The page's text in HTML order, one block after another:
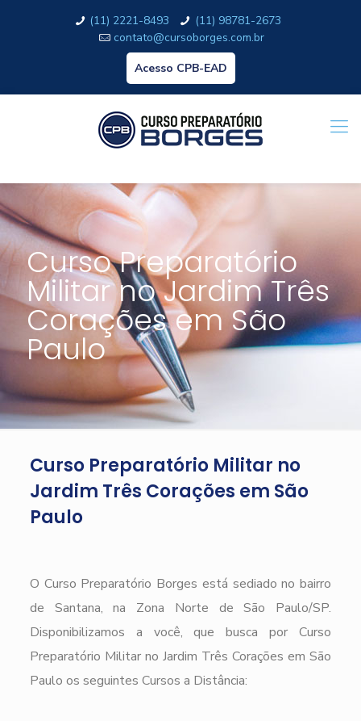
(11) 2221-8493
(11) 98781-2673
contato@cursoborges.com.br
Acesso CPB-EAD
Curso Preparatório
Militar no Jardim Três
Corações em São
Paulo
Curso Preparatório Militar no
Jardim Três Corações em São
Paulo
O Curso Preparatório Borges está sediado no bairro
de Santana, na Zona Norte de São Paulo/SP.
Disponibilizamos a você, que busca por Curso
Preparatório Militar no Jardim Três Corações em São
Paulo os seguintes Cursos a Distância: